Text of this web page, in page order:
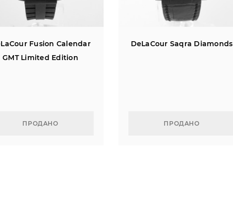
Fusion Calendar
GMT Limited Edition
ПРОДАНО
DeLaCour Saqra Diamonds
ПРОДАНО